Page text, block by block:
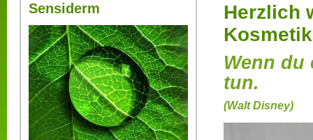
Sensiderm
Herzlich
Wenn du
tun.
(Walt Disney)